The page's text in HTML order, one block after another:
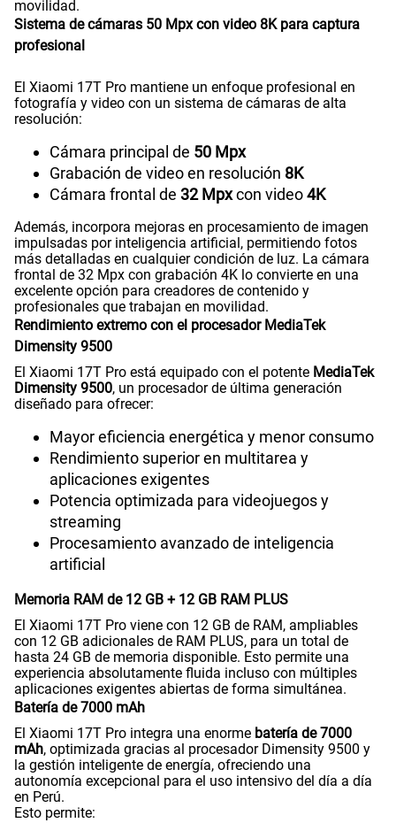
movilidad.
Sistema de cámaras 50 Mpx con video 8K para captura
profesional
El Xiaomi 17T Pro mantiene un enfoque profesional en
fotografía y video con un sistema de cámaras de alta
resolución:
Cámara principal de 50 Mpx
Grabación de video en resolución 8K
Cámara frontal de 32 Mpxcon video4K
Además, incorpora mejoras en procesamiento de imagen
impulsadas por inteligencia artificial, permitiendo fotos
más detalladas en cualquier condición de luz. La cámara
frontal de 32 Mpx con grabación 4K lo convierte en una
excelente opción para creadores de contenido y
profesionales que trabajan en movilidad.
Rendimiento extremo con el procesador MediaTek
Dimensity 9500
El Xiaomi 17T Pro está equipado con el potente MediaTek
Dimensity 9500, un procesador de última generación
diseñado para ofrecer:
Mayor eficiencia energética y menor consumo
Rendimiento superior en multitarea y
aplicaciones exigentes
Potencia optimizada para videojuegos y
streaming
Procesamiento avanzado de inteligencia
artificial
Memoria RAM de 12 GB + 12 GB RAM PLUS
El Xiaomi 17T Pro viene con 12 GB de RAM, ampliables
con 12 GB adicionales de RAM PLUS, para un total de
hasta 24 GB de memoria disponible. Esto permite una
experiencia absolutamente fluida incluso con múltiples
aplicaciones exigentes abiertas de forma simultánea.
Batería de 7000 mAh
El Xiaomi 17T Pro integra una enorme batería de 7000
mAh, optimizada gracias al procesador Dimensity 9500 y
la gestión inteligente de energía, ofreciendo una
autonomía excepcional para el uso intensivo del día a día
en Perú.
Esto permite: